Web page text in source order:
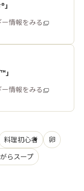
情報をみる
」
情報をみる
料理初心者
卵
らスープ